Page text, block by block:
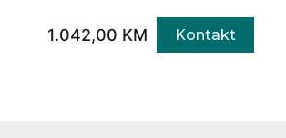
1.042,00 KM Kontakt